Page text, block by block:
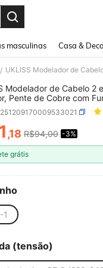
masculinas Casa &
/
Modelador de Cabelo 2
Pente de Cobre com
AND
,18 R$94,00 -3%
grátis
1
(tensão)